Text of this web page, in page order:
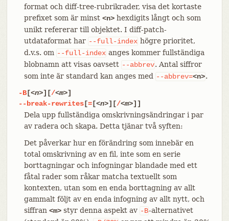
format och diff-tree-rubrikrader, visa det kortaste
prefixet som är minst <n>hexdigits långt och som
unikt refererar till objektet. I diff-patch-
utdataformat har --full-index högre prioritet,
d.v.s. om --full-index anges kommer fullständiga
blobnamn att visas oavsett --abbrev. Antal siffror
som inte är standard kan anges med
--abbrev=<n>.
-B[<n>][/<m>]
--break-rewrites[=[<n>][/<m>]]
Dela upp fullständiga omskrivningsändringar i par
av radera och skapa. Detta tjänar två syften:
Det påverkar hur en förändring som innebär en
total omskrivning av en fil, inte som en serie
borttagningar och infogningar blandade med ett
fåtal rader som råkar matcha textuellt som
kontexten, utan som en enda borttagning av allt
gammalt följt av en enda infogning av allt nytt, och
siffran <m>styr denna aspekt av -B-alternativet